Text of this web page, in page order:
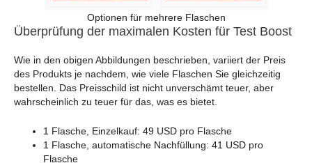
Optionen für mehrere Flaschen
Überprüfung der maximalen Kosten für Test Boost
Wie in den obigen Abbildungen beschrieben, variiert der Preis
des Produkts je nachdem, wie viele Flaschen Sie gleichzeitig
bestellen. Das Preisschild ist nicht unverschämt teuer, aber
wahrscheinlich zu teuer für das, was es bietet.
1 Flasche, Einzelkauf: 49 USD pro Flasche
1 Flasche, automatische Nachfüllung: 41 USD pro
Flasche